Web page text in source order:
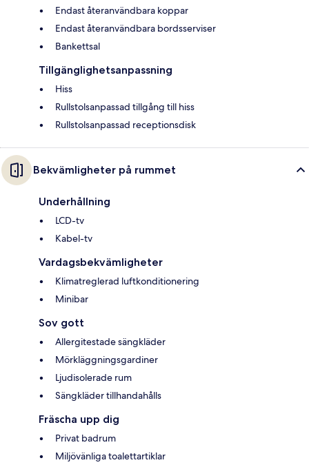
Endast återanvändbara koppar
Endast återanvändbara bordsserviser
Bankettsal
Tillgänglighetsanpassning
Hiss
Rullstolsanpassad tillgång till hiss
Rullstolsanpassad receptionsdisk
Bekvämligheter på rummet
Underhållning
LCD-tv
Kabel-tv
Vardagsbekvämligheter
Klimatreglerad luftkonditionering
Minibar
Sov gott
Allergitestade sängkläder
Mörkläggningsgardiner
Ljudisolerade rum
Sängkläder tillhandahålls
Fräscha upp dig
Privat badrum
Miljövänliga toalettartiklar